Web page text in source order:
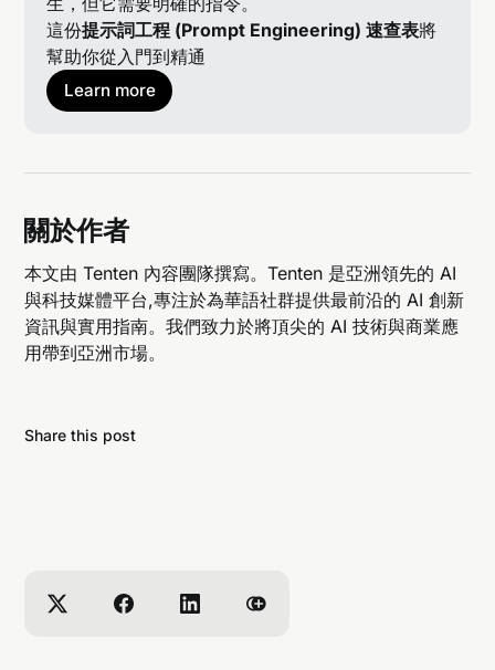
這份提示詞工程 (Prompt Engineering) 速查表將
幫助你從入門到精通
Learn more
關於作者
本文由 Tenten 內容團隊撰寫。Tenten 是亞洲領先的 AI
與科技媒體平台,專注於為華語社群提供最前沿的 AI 創新
資訊與實用指南。我們致力於將頂尖的 AI 技術與商業應
用帶到亞洲市場。
Share this post